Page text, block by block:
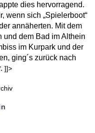
dies hervorragend.
wenn sich „Spielerboot“
annäherten. Mit dem
dem Bad im Althein
im Kurpark und der
ging´s zurück nach
]]>